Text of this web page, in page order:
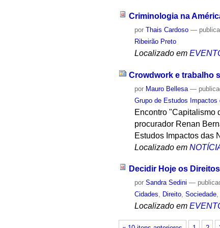
Criminologia na
porThais Cardoso —
Ribeirão Preto
Localizado em
Crowdwork e trabalho
por Mauro Bellesa —
Grupo de Estudos Impactos
Encontro "Capitalismo
procurador Renan
Estudos Impactos das
Localizado em
Decidir Hoje os
porSandra Sedini —
Cidades, Direito,Sociedade
Localizado em